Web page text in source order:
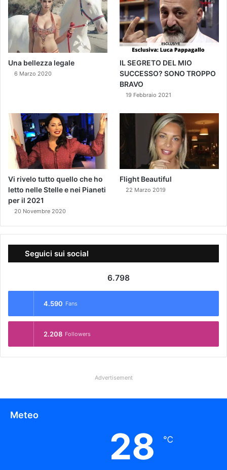
Una bellezza legale
6 Marzo 2020
IL SEGRETO DEL MIO
SUCCESSO? SONO TROPPO
BRAVO
19 Febbraio 2021
Vi rivelo tutto quello che ho
letto nelle Stelle e nei Pianeti
per il 2021
20 Novembre 2020
Flight Beautiful
22 Marzo 2019
Seguici sui social
6.798
4.590 Fans
2.208 Followers
Advertisement
Meteo
28 ℃